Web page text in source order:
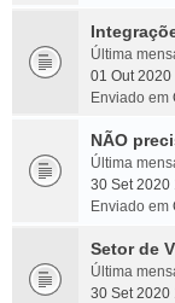
Última
01 Out 2020
Enviado em
NÃO
Última
30 Set 2020
Enviado em
Setor de
Última
30 Set 2020